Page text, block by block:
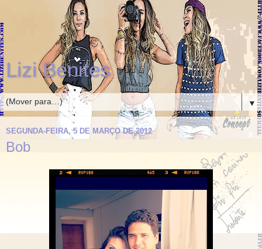
Lizi Benites
▼
SEGUNDA-FEIRA, 5 DE MARÇO DE 2012
Bob